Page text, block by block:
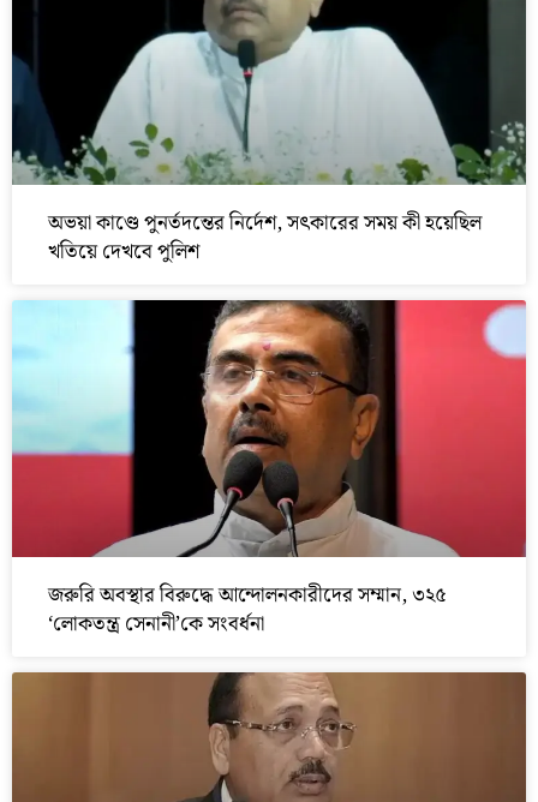
অভয়া কাণ্ডে পুনর্তদন্তের নির্দেশ, সৎকারের সময় কী হয়েছিল
খতিয়ে দেখবে পুলিশ
জরুরি অবস্থার বিরুদ্ধে আন্দোলনকারীদের সম্মান, ৩২৫
‘লোকতন্ত্র সেনানী’কে সংবর্ধনা